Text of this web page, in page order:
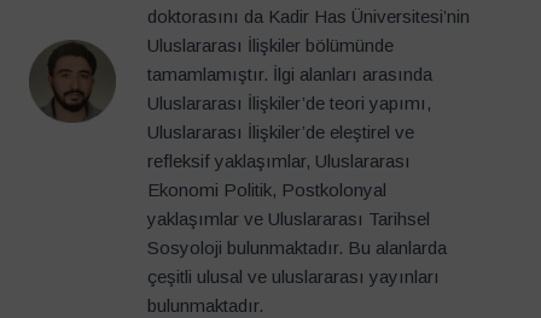
doktorasını da Kadir Has Üniversitesi’nin
Uluslararası İlişkiler bölümünde
tamamlamıştır. İlgi alanları arasında
Uluslararası İlişkiler’de teori yapımı,
Uluslararası İlişkiler’de eleştirel ve
refleksif yaklaşımlar, Uluslararası
Ekonomi Politik, Postkolonyal
yaklaşımlar ve Uluslararası Tarihsel
Sosyoloji bulunmaktadır. Bu alanlarda
çeşitli ulusal ve uluslararası yayınları
bulunmaktadır.